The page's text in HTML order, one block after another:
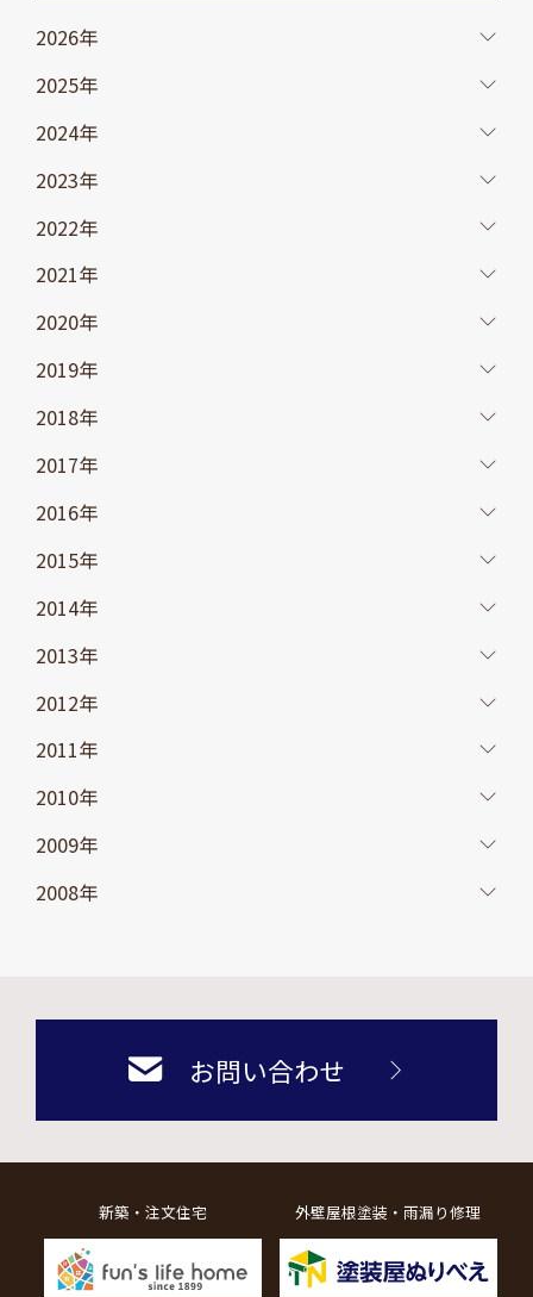
2026年
2025年
2024年
2023年
2022年
2021年
2020年
2019年
2018年
2017年
2016年
2015年
2014年
2013年
2012年
2011年
2010年
2009年
2008年
お問い合わせ
新築・注文住宅 外壁屋根塗装・雨漏り修理